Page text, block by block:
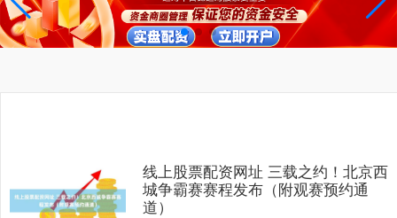
线上股票配资网址 三载之约！北京西
城争霸赛赛程发布（附观赛预约通
道）